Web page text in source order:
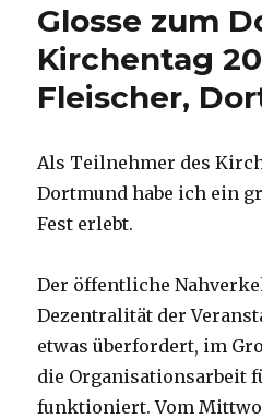
Politik,
Christoph
Fleischer,
Welver
Glosse zum
Kirchentag
Fleischer,
Als Teilnehmer des
Dortmund habe ich ein
Fest erlebt.
Der öffentliche
Dezentralität der
etwas überfordert, im
die Organisationsarbeit
funktioniert. Vom